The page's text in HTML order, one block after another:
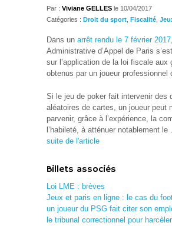
Par : Viviane GELLES le 10/04/2017
Catégories : Droit du sport Fiscalité
Dans un arrêt rendu le 7 février 2017
Administrative d’Appel de Paris
sur l’application de la loi fiscale aux
obtenus par un joueur professionnel
Si le jeu de poker fait intervenir des
aléatoires de cartes, un joueur peut
parvenir, grâce à l’expérience, la
l’habileté, à atténuer notablement
suite de l'article
Billets associés
Loi LME : brèves
Jeux et paris en ligne : le cas du
un joueur du PSG fait citer son
le tribunal correctionnel pour